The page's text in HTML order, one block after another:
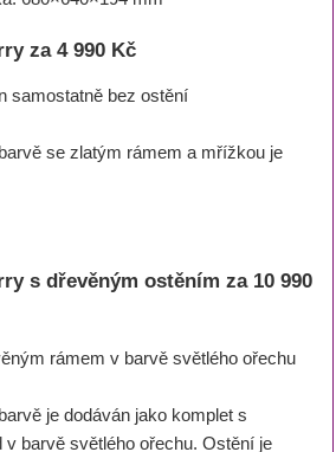
za 4 990 Kč
samostatně bez ostění
se zlatým rámem a mřížkou je
s dřevěným ostěním za 10 990
rámem v barvě světlého ořechu
je dodáván jako komplet s
barvě světlého ořechu. Ostění je